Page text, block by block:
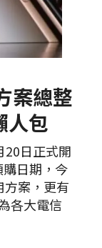
案總整
包
20日正式開
日期，今
方案，更有
各大電信